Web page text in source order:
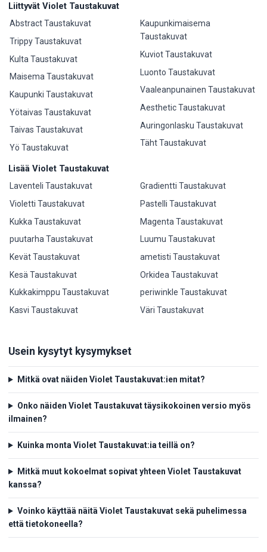
Liittyvät Violet Taustakuvat
Abstract Taustakuvat
Trippy Taustakuvat
Kulta Taustakuvat
Maisema Taustakuvat
Kaupunki Taustakuvat
Yötaivas Taustakuvat
Taivas Taustakuvat
Yö Taustakuvat
Kaupunkimaisema
Taustakuvat
Kuviot Taustakuvat
Luonto Taustakuvat
Vaaleanpunainen Taustakuvat
Aesthetic Taustakuvat
Auringonlasku Taustakuvat
Täht Taustakuvat
Lisää Violet Taustakuvat
Laventeli Taustakuvat
Violetti Taustakuvat
Kukka Taustakuvat
puutarha Taustakuvat
Kevät Taustakuvat
Kesä Taustakuvat
Kukkakimppu Taustakuvat
Kasvi Taustakuvat
Gradientti Taustakuvat
Pastelli Taustakuvat
Magenta Taustakuvat
Luumu Taustakuvat
ametisti Taustakuvat
Orkidea Taustakuvat
periwinkle Taustakuvat
Väri Taustakuvat
Usein kysytyt kysymykset
Mitkä ovat näiden Violet Taustakuvat:ien mitat?
Onko näiden Violet Taustakuvat täysikokoinen versio myös
ilmainen?
Kuinka monta Violet Taustakuvat:ia teillä on?
Mitkä muut kokoelmat sopivat yhteen Violet Taustakuvat
kanssa?
Voinko käyttää näitä Violet Taustakuvat sekä puhelimessa
että tietokoneella?